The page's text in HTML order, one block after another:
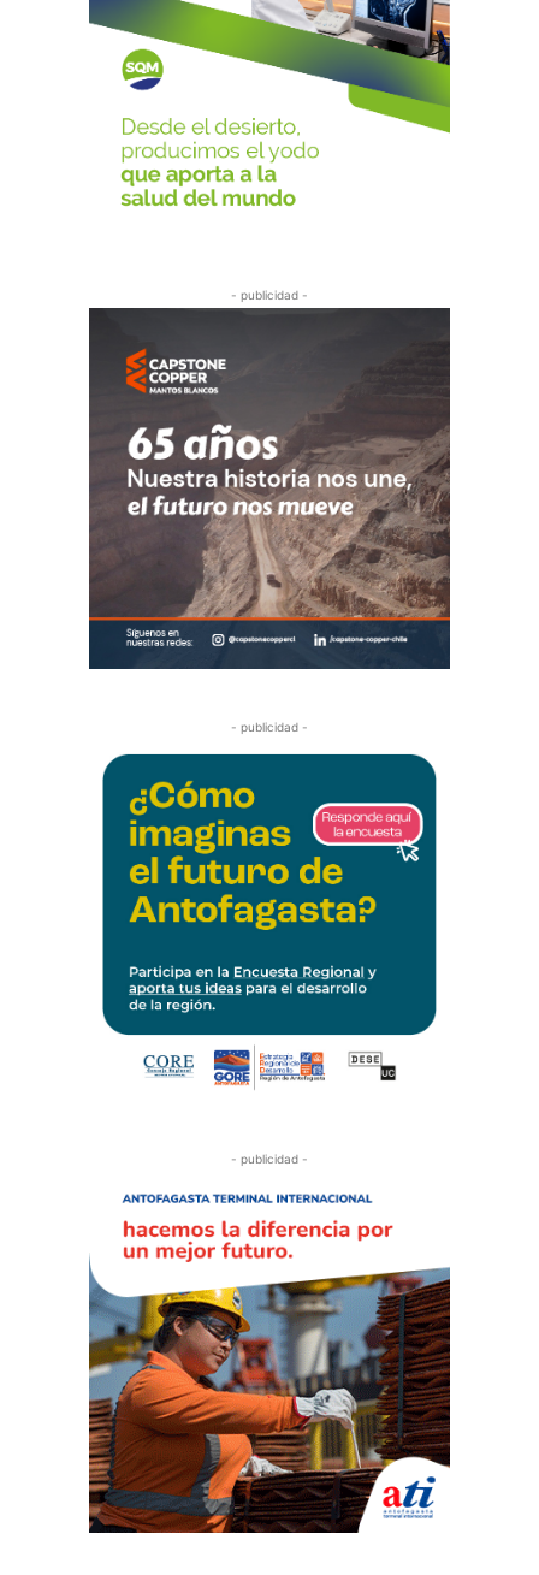
- publicidad -
- publicidad -
- publicidad -